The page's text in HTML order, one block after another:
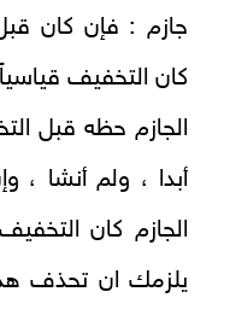
جازم : فإن كان
كان التخفيف
الجازم حظه قبل
أبدا ، ولم أنشا
الجازم كان
يلزمك ان تحذف